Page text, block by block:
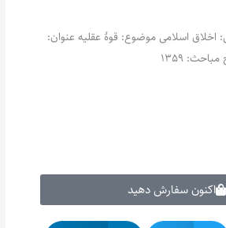
(2) بخش: اخلاق اسلامی موضوع: قوۀ عقلیه عنوان:
1359
اکنون سفارش دهید